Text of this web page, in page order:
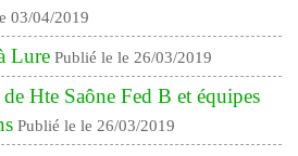
03/04/2019
Lure Publié le le 26/03/2019
Hte Saône Fed B et équipes
Publié le le 26/03/2019